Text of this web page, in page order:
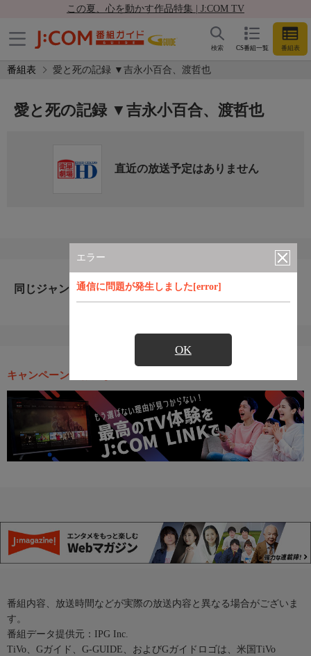
この夏、心を動かす作品特集 | J:COM TV
CS番組一覧 番組表
検索
番組表 愛と死の記録 ▼吉永小百合、渡哲也
エラー
通信に問題が発生しました[error]
OK
愛と死の記録 ▼吉永小百合、渡哲也
直近の放送予定はありません
同じジャンルのおすすめ番組
キャンペーン・お得な情報
番組内容、放送時間などが実際の放送内容と異なる場合がございま
す。
番組データ提供元：IPG Inc.
TiVo、Gガイド、G-GUIDE、およびGガイドロゴは、米国TiVo